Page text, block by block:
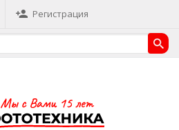
Регистрация